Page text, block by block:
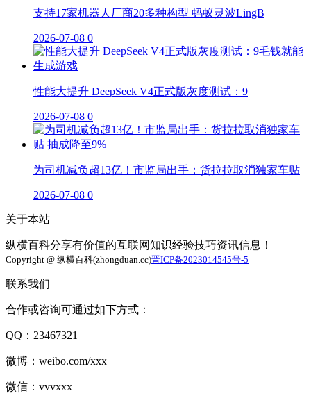
支持17家机器人厂商20多种构型 蚂蚁灵波LingB
2026-07-08 0
性能大提升 DeepSeek V4正式版灰度测试：9
2026-07-08 0
为司机减负超13亿！市监局出手：货拉拉取消独家车贴
2026-07-08 0
关于本站
纵横百科分享有价值的互联网知识经验技巧资讯信息！
Copyright @ 纵横百科(zhongduan.cc)晋ICP备2023014545号-5
联系我们
合作或咨询可通过如下方式：
QQ：23467321
微博：weibo.com/xxx
微信：vvvxxx